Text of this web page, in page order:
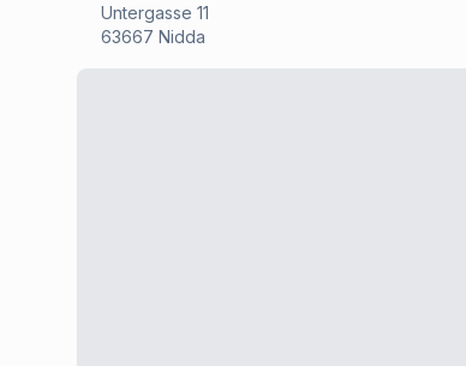
Untergasse 11
63667 Nidda